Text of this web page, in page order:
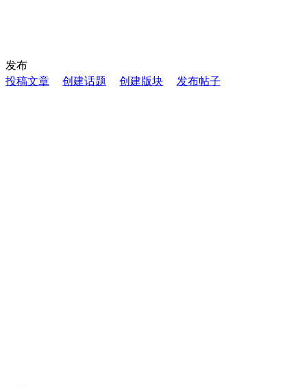
发布
投稿文章
创建话题 创建版块 发布帖子